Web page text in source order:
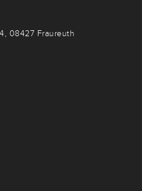
08427 Fraureuth